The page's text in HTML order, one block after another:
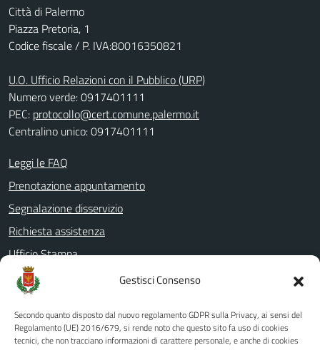
Gestisci Consenso
Secondo quanto disposto dal nuovo regolamento GDPR sulla Privacy, ai sensi del
Regolamento (UE) 2016/679, si rende noto che questo sito fa uso di cookies
tecnici, che non tracciano informazioni di carattere personale, e anche di cookies
Città di Palermo
Piazza Pretoria, 1
Codice fiscale / P. IVA:80016350821
U.O. Ufficio Relazioni con il Pubblico (URP)
Numero verde: 0917401111
PEC: protocollo@cert.comune.palermo.it
Centralino unico: 0917401111
Leggi le FAQ
Prenotazione appuntamento
Segnalazione disservizio
Richiesta assistenza
Ufficio Stampa
Amministrazione Trasparente
Albo pretorio
Informativa privacy
Note legali